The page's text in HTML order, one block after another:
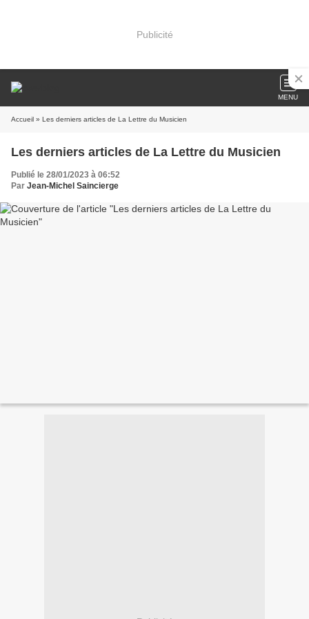
Publicité
MENU
Accueil » Les derniers articles de La Lettre du Musicien
Les derniers articles de La Lettre du Musicien
Publié le 28/01/2023 à 06:52
Par Jean-Michel Saincierge